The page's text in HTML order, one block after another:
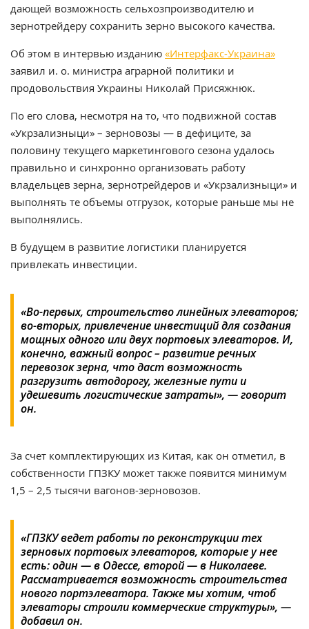
дающей возможность сельхозпроизводителю и
зернотрейдеру сохранить зерно высокого качества.
Об этом в интервью изданию «Интерфакс-Украина»
заявил и. о. министра аграрной политики и
продовольствия Украины Николай Присяжнюк.
По его слова, несмотря на то, что подвижной состав
«Укрзализныци» – зерновозы — в дефиците, за
половину текущего маркетингового сезона удалось
правильно и синхронно организовать работу
владельцев зерна, зернотрейдеров и «Укрзализныци» и
выполнять те объемы отгрузок, которые раньше мы не
выполнялись.
В будущем в развитие логистики планируется
привлекать инвестиции.
«Во-первых, строительство линейных элеваторов;
во-вторых, привлечение инвестиций для создания
мощных одного или двух портовых элеваторов. И,
конечно, важный вопрос – развитие речных
перевозок зерна, что даст возможность
разгрузить автодорогу, железные пути и
удешевить логистические затраты», — говорит
он.
За счет комплектирующих из Китая, как он отметил, в
собственности ГПЗКУ может также появится минимум
1,5 – 2,5 тысячи вагонов-зерновозов.
«ГПЗКУ ведет работы по реконструкции тех
зерновых портовых элеваторов, которые у нее
есть: один — в Одессе, второй — в Николаеве.
Рассматривается возможность строительства
нового портэлеватора. Также мы хотим, чтоб
элеваторы строили коммерческие структуры», —
добавил он.